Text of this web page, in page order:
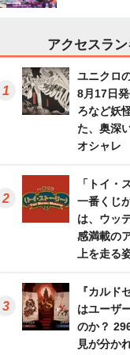
アクセスラ
ユニクロ
8月17日
ろなど妖
た、奥深
オシャレ
「トイ・
一番くじ
は、ウッ
感満載の
上を走る
『カルド
はユーザ
のか？
見が分か